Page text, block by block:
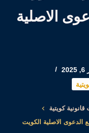
الاصلية
كويتية
الدعوى الاصلية الكويت